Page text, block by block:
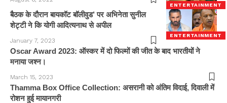
ENTERTAINMENT
ENTERTAINMENT
बैठक के दौरान बायकॉट बॉलीवुड’ पर अभिनेता सुनील
शेट्टी ने कि योगी आदित्यनाथ से अपील
January 7, 2023
Oscar Award 2023: ऑस्कर में दो फिल्मों की जीत के बाद भारतीयों ने
मनाया जश्न।
March 15, 2023
Thamma Box Office Collection: असरानी को अंतिम विदाई, दिवाली में
रोशन हुई मायानगरी